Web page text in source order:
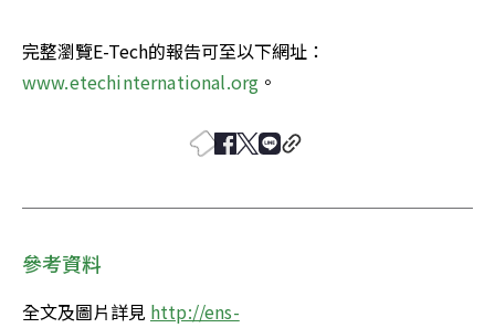
完整瀏覽E-Tech的報告可至以下網址：
www.etechinternational.org 。
參考資料
全文及圖片詳見 http://ens-